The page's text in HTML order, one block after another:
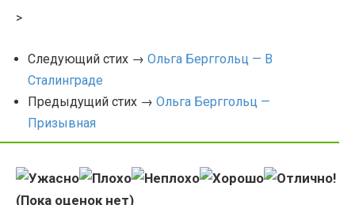
>
Следующий стих → Ольга Берггольц — В
Сталинграде
Предыдущий стих → Ольга Берггольц —
Призывная
(Пока оценок нет)